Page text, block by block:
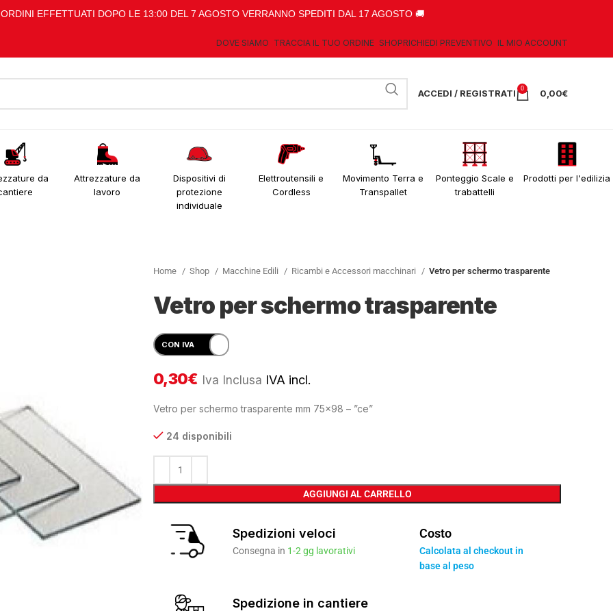
EFFETTUATI DOPO LE 13:00 DEL 7 AGOSTO VERRANNO SPEDITI DAL 17 AGOSTO 🚚
DOVE SIAMO TRACCIA IL TUO ORDINE SHOPRICHIEDI PREVENTIVO IL MIO ACCOUNT
ACCEDI / REGISTRATI 0 0,00€
da
Attrezzature da
lavoro
Dispositivi di
protezione
individuale
Elettroutensili e
Cordless
Movimento Terra e
Transpallet
Ponteggio Scale e
trabattelli
Prodotti per l'edilizia
Home Shop Macchine Edili Ricambi e Accessori macchinari Vetro per schermo trasparente
Vetro per schermo trasparente
0,30€ Iva Inclusa IVA incl.
Vetro per schermo trasparente mm 75×98 – ”ce”
24 disponibili
AGGIUNGI AL CARRELLO
Spedizioni veloci
Consegna in 1-2 gg lavorativi
Costo
Calcolata al checkout in
base al peso
Spedizione in cantiere